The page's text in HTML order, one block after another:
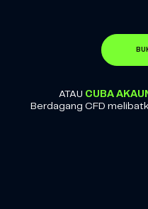
ATAU CUBA
Berdagang CFD